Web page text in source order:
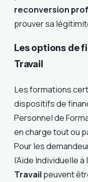
reconversion
prouver sa
Les options de
Travail
Les formations
dispositifs de
Personnel de
en charge tout ou
Pour les
l’Aide Individuelle
Travail peuvent